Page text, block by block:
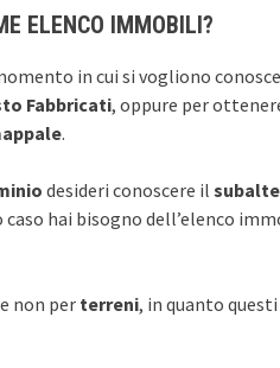
ELENCO IMMOBILI?
in cui si vogliono
Fabbricati, oppure per
.
desideri conoscere il
hai bisogno dell’elenco
non per terreni, in quanto